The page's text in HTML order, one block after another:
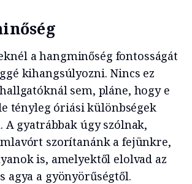
a hangminőség fontosságát
kihangsúlyozni. Nincs ez
sem, pláne, hogy e
tényleg óriási különbségek
A gyatrábbak úgy szólnak,
szorítanánk a fejünkre,
is, amelyektől elolvad az
agya a gyönyörűségtől.